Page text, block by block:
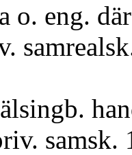
o. eng.
samsk.